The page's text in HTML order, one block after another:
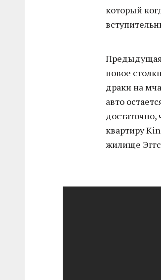
который
Предыдущая
новое
драки на
авто
квартиру
жилище